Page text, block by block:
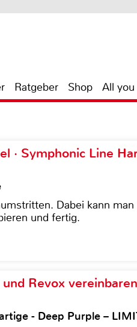
Ratgeber Shop All you
· Symphonic Line
Dabei kann
und fertig.
Revox
- Deep Purple –